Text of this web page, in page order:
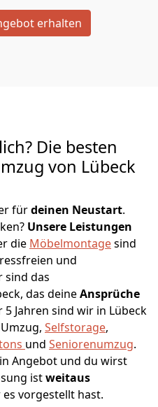
erhalten
Die besten
von Lübeck
fürdeinen Neustart.
Unsere Leistungen
die Möbelmontagesind
und
sind das
das deineAnsprüche
5 Jahren sind wir in Lübeck
Selfstorage,
und Seniorenumzug.
Angebot und du wirst
istweitaus
es vorgestellt hast.